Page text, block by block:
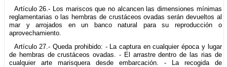
Artículo 26.- Los mariscos que no alcancen las dimensiones mínimas
reglamentarias o las hembras de crustáceos ovadas serán devueltos al
mar y arrojados en un banco natural para su reproducción o
aprovechamiento.
Artículo 27.- Queda prohibido: - La captura en cualquier época y lugar
de hembras de crustáceos ovadas. - El arrastre dentro de las rias de
cualquier arte marisquera desde embarcación. - La recogida de